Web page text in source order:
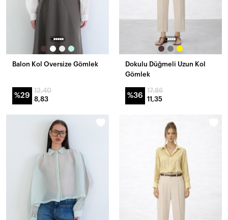
Balon Kol Oversize Gömlek
%29
12,40
8,83
Dokulu Düğmeli Uzun Kol
Gömlek
%36
17,86
11,35